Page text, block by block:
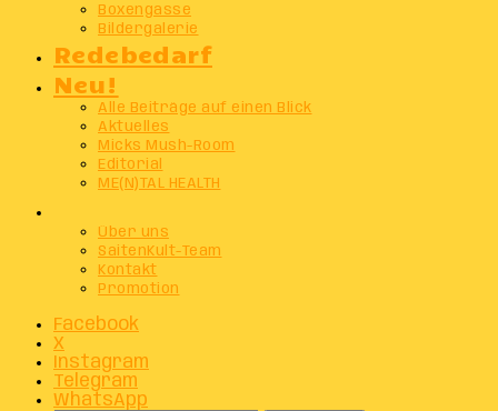
Boxengasse
Bildergalerie
Redebedarf
Neu!
Alle Beiträge auf einen Blick
Aktuelles
Micks Mush-Room
Editorial
ME(N)TAL HEALTH
Über uns
SaitenKult-Team
Kontakt
Promotion
Facebook
X
Instagram
Telegram
WhatsApp